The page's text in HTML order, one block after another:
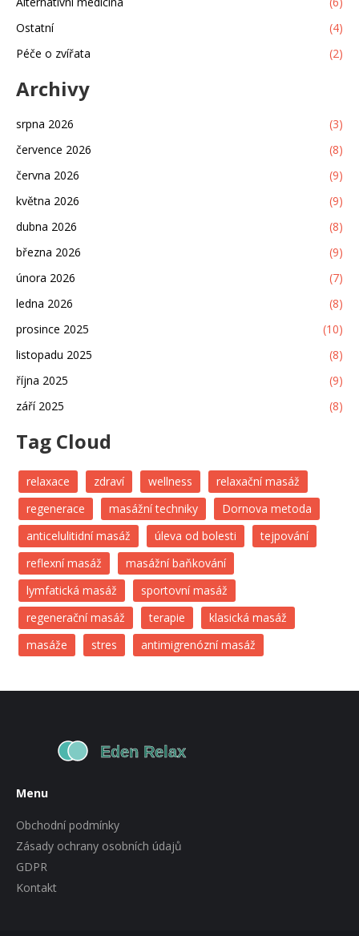
Ostatní
(4)
Péče o zvířata
(2)
Archivy
srpna 2026
(3)
července 2026
(8)
června 2026
(9)
května 2026
(9)
dubna 2026
(8)
března 2026
(9)
února 2026
(7)
ledna 2026
(8)
prosince 2025
(10)
listopadu 2025
(8)
října 2025
(9)
září 2025
(8)
Tag Cloud
relaxace zdraví wellness
relaxační masáž
regenerace
masážní techniky
Dornova metoda
anticelulitidní masáž
úleva od bolesti
tejpování
reflexní masáž
masážní baňkování
lymfatická masáž
sportovní masáž
regenerační masáž
terapie
klasická masáž
masáže
stres antimigrenózní masáž
Menu
Obchodní podmínky
Zásady ochrany osobních údajů
GDPR
Kontakt